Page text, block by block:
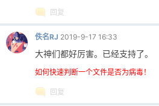
回复
佚名RJ 2019-9-17 16:33
大神们都好厉害。已经支持了。
如何快速判断一个文件是否为病毒！
回复